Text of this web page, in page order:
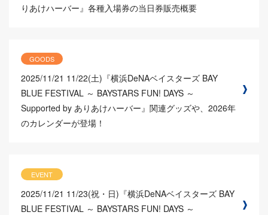
りあけハーバー』各種入場券の当日券販売概要
GOODS
2025/11/21 11/22(土)『横浜DeNAベイスターズ BAY
BLUE FESTIVAL ～ BAYSTARS FUN! DAYS ～
Supported by ありあけハーバー』関連グッズや、2026年
のカレンダーが登場！
EVENT
2025/11/21 11/23(祝・日)『横浜DeNAベイスターズ BAY
BLUE FESTIVAL ～ BAYSTARS FUN! DAYS ～